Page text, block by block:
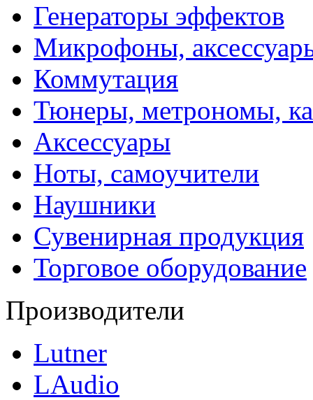
Генераторы эффектов
Микрофоны,
Коммутация
Тюнеры, метрономы,
Аксессуары
Ноты, самоучители
Наушники
Сувенирная продукция
Торговое оборудование
Производители
Lutner
LAudio